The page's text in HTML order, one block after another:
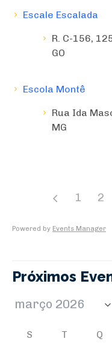
Escale Escalada
R. C-156,
GO
Escola Montê
Rua Ida
MG
1 2
Powered by Events Manager
Próximos
S T Q